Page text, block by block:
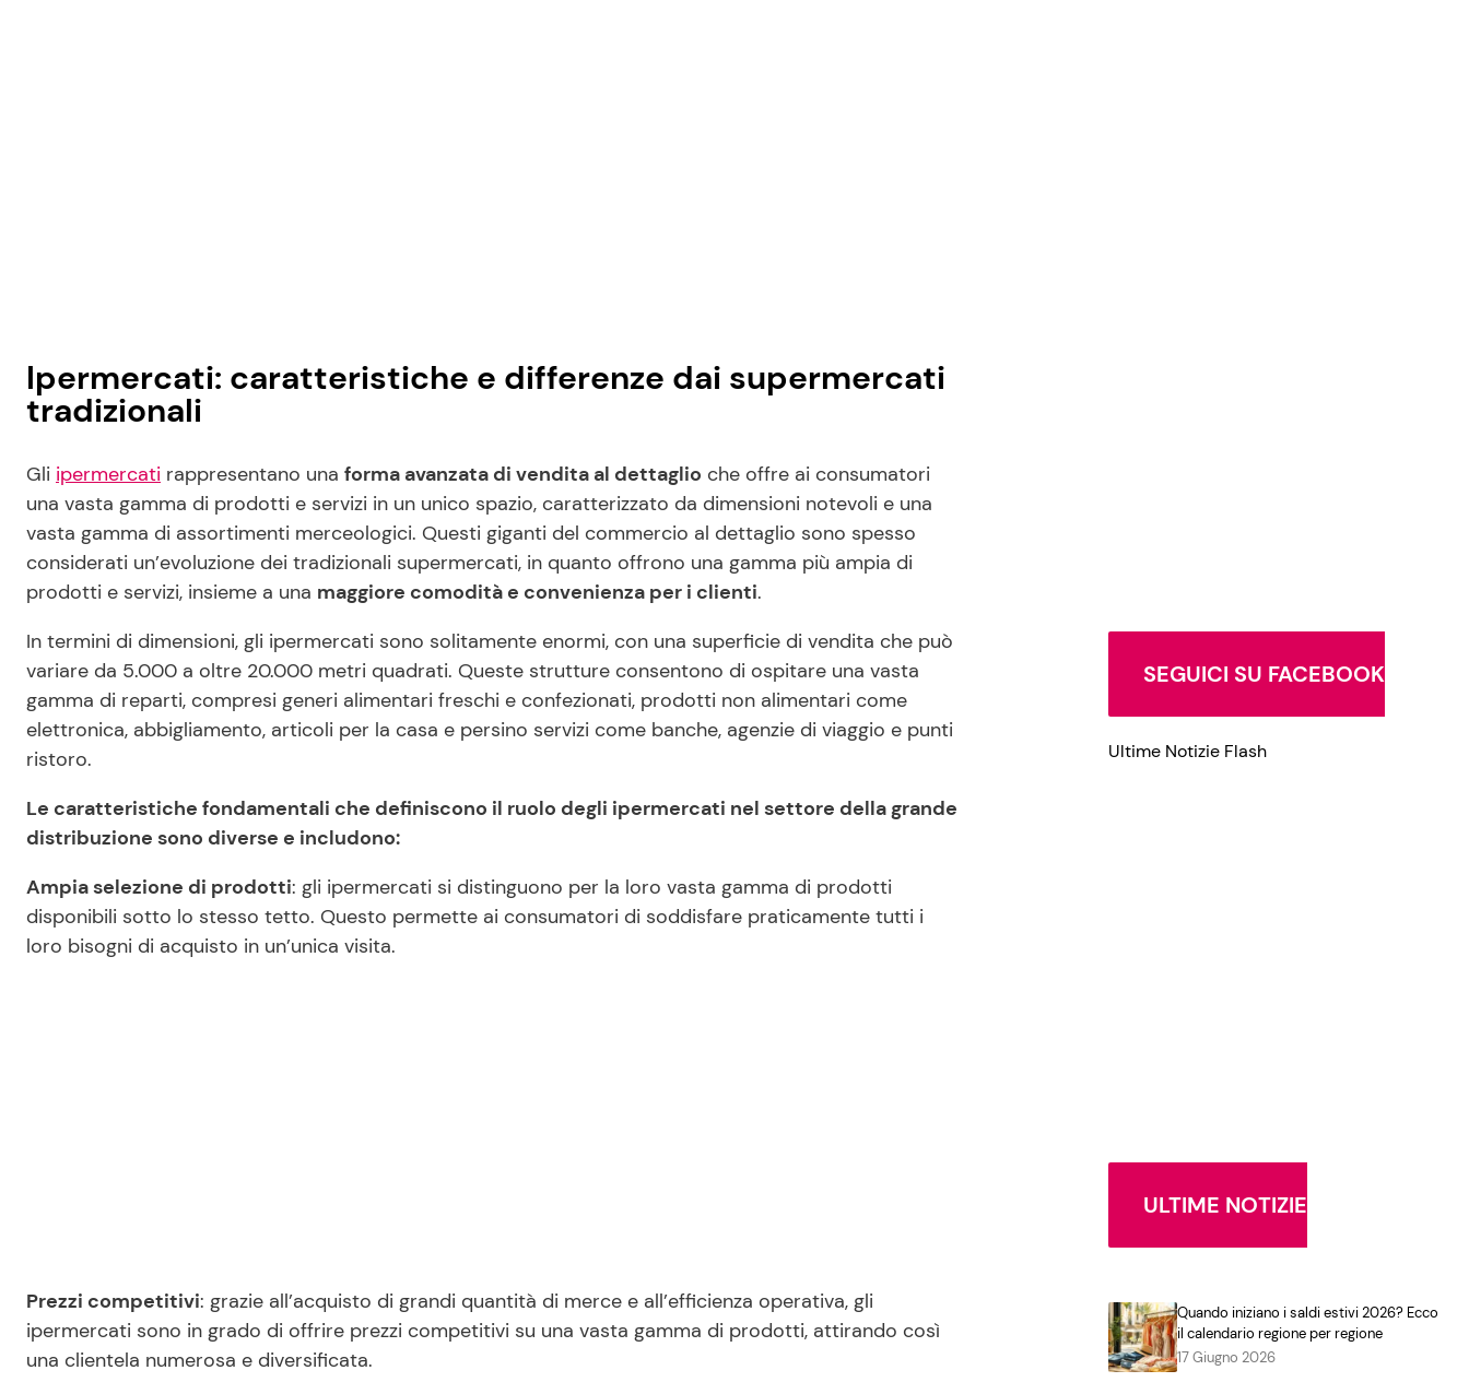
Ipermercati: caratteristiche e differenze dai supermercati
tradizionali
Gli ipermercati rappresentano una forma avanzata di vendita al dettaglio che offre ai consumatori
una vasta gamma di prodotti e servizi in un unico spazio, caratterizzato da dimensioni notevoli e una
vasta gamma di assortimenti merceologici. Questi giganti del commercio al dettaglio sono spesso
considerati un’evoluzione dei tradizionali supermercati, in quanto offrono una gamma più ampia di
prodotti e servizi, insieme a una maggiore comodità e convenienza per i clienti.
In termini di dimensioni, gli ipermercati sono solitamente enormi, con una superficie di vendita che può
variare da 5.000 a oltre 20.000 metri quadrati. Queste strutture consentono di ospitare una vasta
gamma di reparti, compresi generi alimentari freschi e confezionati, prodotti non alimentari come
elettronica, abbigliamento, articoli per la casa e persino servizi come banche, agenzie di viaggio e punti
ristoro.
Le caratteristiche fondamentali che definiscono il ruolo degli ipermercati nel settore della grande
distribuzione sono diverse e includono:
Ampia selezione di prodotti: gli ipermercati si distinguono per la loro vasta gamma di prodotti
disponibili sotto lo stesso tetto. Questo permette ai consumatori di soddisfare praticamente tutti i
loro bisogni di acquisto in un’unica visita.
Prezzi competitivi: grazie all’acquisto di grandi quantità di merce e all’efficienza operativa, gli
ipermercati sono in grado di offrire prezzi competitivi su una vasta gamma di prodotti, attirando così
una clientela numerosa e diversificata.
SEGUICI SU FACEBOOK
Ultime Notizie Flash
ULTIME NOTIZIE
Quando iniziano i saldi estivi 2026? Ecco
il calendario regione per regione
17 Giugno 2026